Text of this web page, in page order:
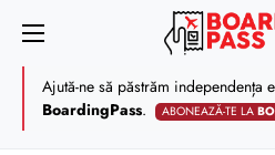
Ajută-ne să păstrăm independența
BoardingPass. ABONEAZĂ-TE LA